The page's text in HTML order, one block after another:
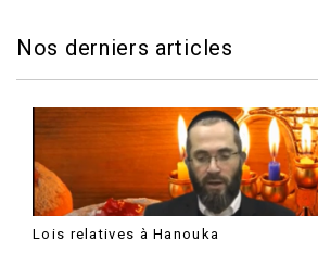
Nos derniers articles
Lois relatives à Hanouka